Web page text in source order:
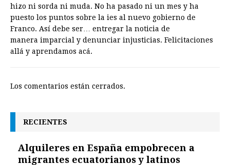
hizo ni sorda ni muda. No ha pasado ni un mes y ha
puesto los puntos sobre la ies al nuevo gobierno de
Franco. Así debe ser… entregar la noticia de
manera imparcial y denunciar injusticias. Felicitaciones
allá y aprendamos acá.
Los comentarios están cerrados.
RECIENTES
Alquileres en España empobrecen a
migrantes ecuatorianos y latinos